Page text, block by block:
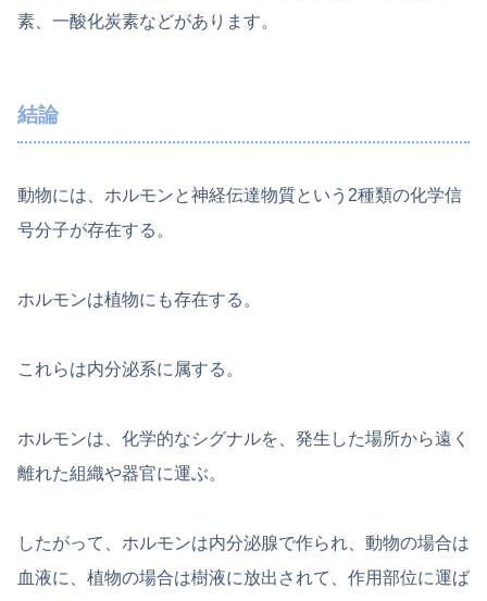
素、一酸化炭素などがあります。
結論
動物には、ホルモンと神経伝達物質という2種類の化学信
号分子が存在する。
ホルモンは植物にも存在する。
これらは内分泌系に属する。
ホルモンは、化学的なシグナルを、発生した場所から遠く
離れた組織や器官に運ぶ。
したがって、ホルモンは内分泌腺で作られ、動物の場合は
血液に、植物の場合は樹液に放出されて、作用部位に運ば